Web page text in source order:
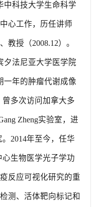
中科技大学生命科学
心工作，历任讲师
教授（2008.12）。
夕法尼亚大学医学院
一年的肿瘤代谢成像
曾多次访问加拿大多
Zheng实验室，进
2014年至今，任华
心生物医学光子学功
反应可视化研究的重
测、活体靶向标记和